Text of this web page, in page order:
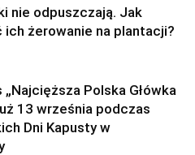
nie odpuszczają. Jak
ich żerowanie na plantacji?
„Najcięższa Polska Główka
13 września podczas
Dni Kapusty w